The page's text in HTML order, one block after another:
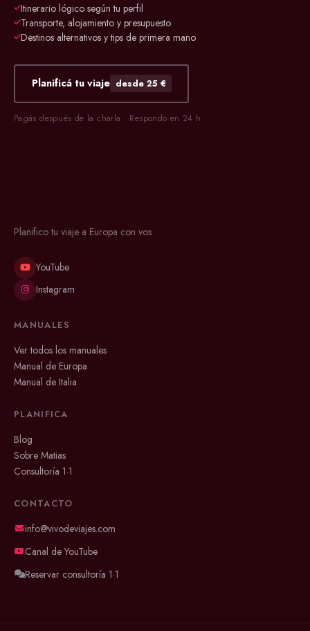
Itinerario lógico según tu perfil
Transporte, alojamiento y presupuesto
Destinos alternativos y tips de primera mano
Planificá tu viaje desde 25 €
Pagás después de la charla · Respondo en 24 h
Planifico tu viaje a Europa con vos
YouTube
Instagram
MANUALES
Ver todos los manuales
Manual de Europa
Manual de Italia
PLANIFICA
Blog
Sobre Matias
Consultoría 1·1
CONTACTO
info@vivodeviajes.com
Canal de YouTube
Reservar consultoría 1·1